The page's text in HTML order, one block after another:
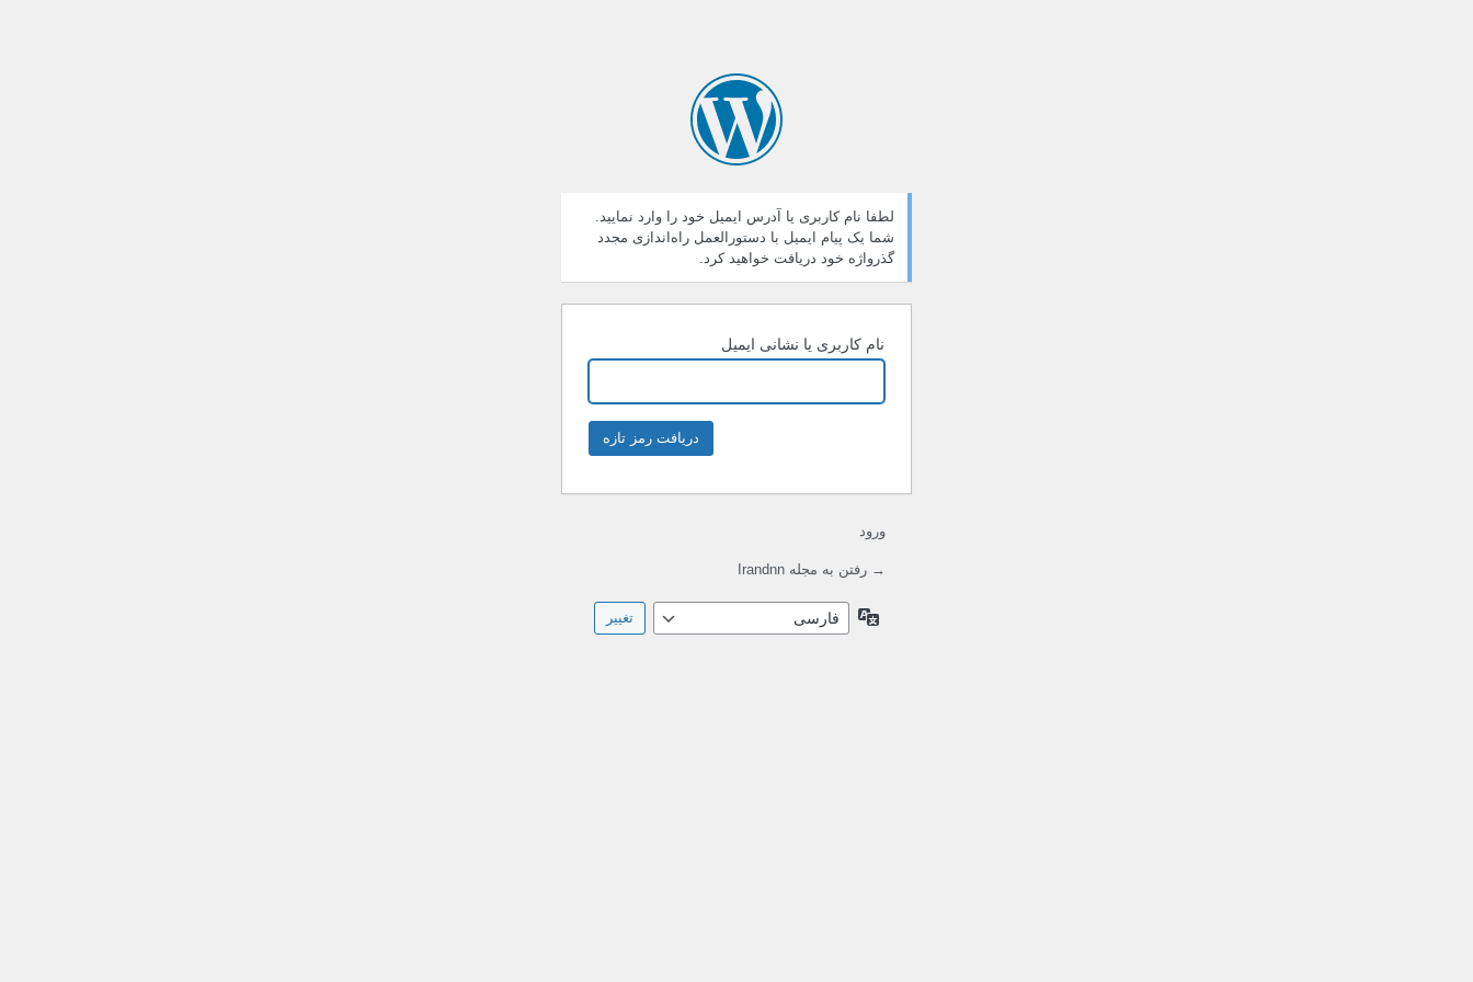
لطفا نام کاربری یا آدرس ایمیل خود را وارد نمایید.
شما یک پیام ایمیل با دستورالعمل راه‌اندازی مجدد
گذرواژه خود دریافت خواهید کرد.
نام کاربری یا نشانی ایمیل
ورود
→ رفتن به مجله Irandnn
زبان